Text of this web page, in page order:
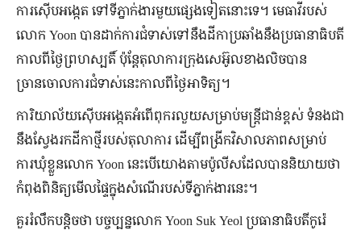
ការស៊ើបអង្កេត ទៅទីភ្នាក់ងារមួយផ្សេងទៀតនោះទេ។ មេធាវីរបស់
លោក Yoon បានដាក់ការជំទាស់ទៅនឹងដីកាប្រឆាំងនឹងប្រធានាធិបតី
កាលពីថ្ងៃព្រហស្បតិ៍ ប៉ុន្តែតុលាការក្រុងសេអ៊ូលខាងលិចបាន
ច្រានចោលការជំទាស់នេះកាលពីថ្ងៃអាទិត្យ។
ការិយាល័យស៊ើបអង្កេតអំពើពុករលួយសម្រាប់មន្ត្រីជាន់ខ្ពស់ ទំនងជា
នឹងស្វែងរកដីកាថ្មីរបស់តុលាការ ដើម្បីពង្រីកវិសាលភាពសម្រាប់
ការឃុំខ្លួនលោក Yoon នេះបើយោងតាមប៉ូលីសដែលបាននិយាយថា
កំពុងពិនិត្យមើលផ្ទៃក្នុងសំណើរបស់ទីភ្នាក់ងារនេះ។
គួររំលឹកបន្តិចថា បច្ចុប្បន្នលោក Yoon Suk Yeol ប្រធានាធិបតីកូរ៉េ